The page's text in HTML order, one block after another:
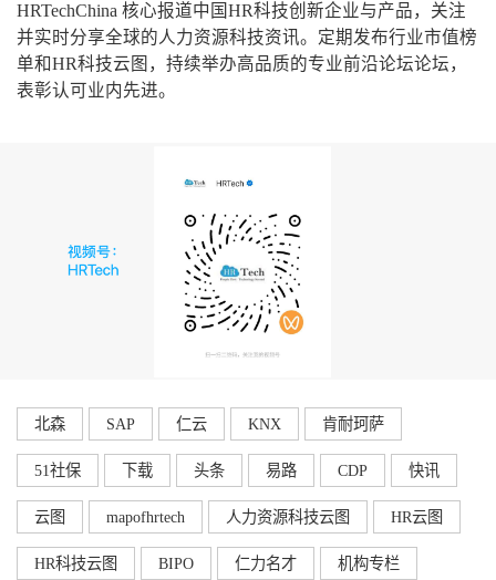
HRTechChina 核心报道中国HR科技创新企业与产品，关注
并实时分享全球的人力资源科技资讯。定期发布行业市值榜
单和HR科技云图，持续举办高品质的专业前沿论坛论坛，
表彰认可业内先进。
北森 SAP 仁云 KNX 肯耐珂萨
51社保 下载 头条 易路 CDP 快讯
云图 mapofhrtech 人力资源科技云图 HR云图
HR科技云图 BIPO 仁力名才 机构专栏